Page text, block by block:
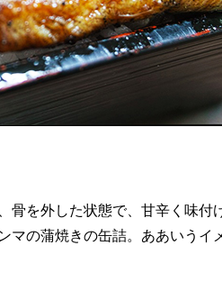
骨を外した状態で、甘辛く味付
マの蒲焼きの缶詰。ああいうイ